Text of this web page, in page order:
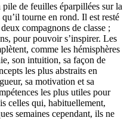
de feuilles éparpillées sur la
tourne en rond. Il est resté
compagnons de classe ;
pour pouvoir s’inspirer. Les
comme les hémisphères
son intuition, sa façon de
les plus abstraits en
sa motivation et sa
les plus utiles pour
celles qui, habituellement,
semaines cependant, ils ne